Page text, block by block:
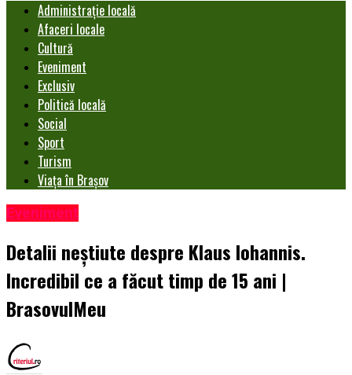
Administrație locală
Afaceri locale
Cultură
Eveniment
Exclusiv
Politică locală
Social
Sport
Turism
Viața în Brașov
Eveniment
Detalii neștiute despre Klaus Iohannis.
Incredibil ce a făcut timp de 15 ani |
BrasovulMeu